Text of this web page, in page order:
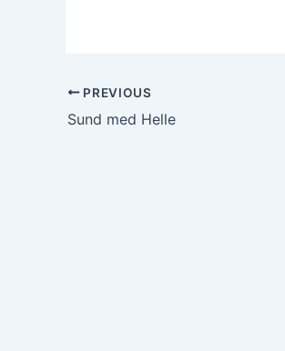
PREVIOUS
Sund med Helle